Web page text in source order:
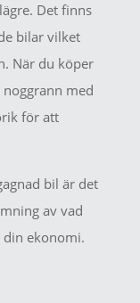
Det finns
bilar vilket
När du köper
med
för att
bil är det
av vad
din ekonomi.